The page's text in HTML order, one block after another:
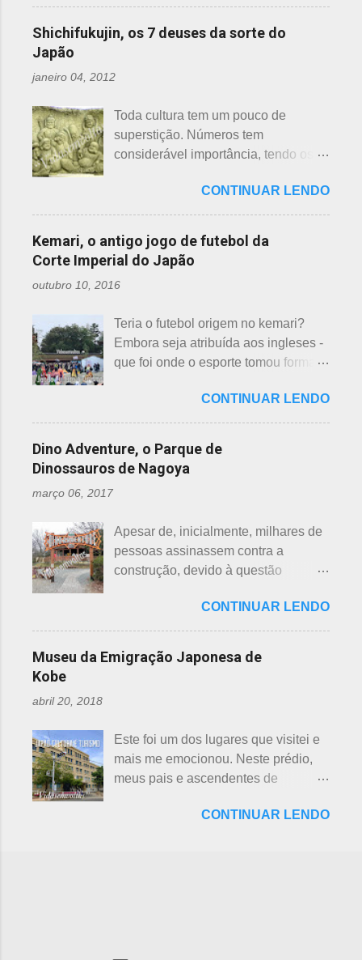
uma opinião, não consultei ninguém
para atender aos nossos insti...
país que recicla há muitos anos e
leva muito a sério. Em cidades como
panos de limpeza ou enviadas aos
países pobres. Campanhas ou
grupos de ajuda solicitando roupas
usadas aparecem vez ou outra em
redes sociais. Algumas instituições
repassar aos necessitados. A pref...
feito uma exclusiva sobre o assunto,
até porque existem toneladas de
informações pela net. No entanto, a
puxei um antigo rascunho do fundo
idades perigosas, antiga crença com
origem no período Heian. Uma
superstição baseada em trocadilhos,
números com significados ruins. Nos
tempos antigos, outras idades eram
incluídas como desfavoráveis. Yaku,
se traduz como infortúnio ou má sorte
ano. Se procurarmos pela tradução
da palavra Yakudoshi no Google,
aparece a palavra climatério. Embora
não haja muita informação, encontrei
este significado para o climatério
Shichifukujin, os 7 deuses da sorte do
Japão
janeiro 04, 2012
Toda cultura tem um pouco de
superstição. Números tem
considerável importância, tendo os
números 4 (pronunciado " shi ") e 9
(pronunciado " ku ") são
considerados de azar, por causa da
pronúncia. "Shi" significa, também,
morte e "ku" , agonia ou tortura. 7 é
um número auspicioso em quase
sendo exceção no Japão. Este
número é incluído em vários termos,
por exemplo: 7 maravilhas do mundo,
mares, 7 dias da semana, 7 cores, 7
anões, etc... Budistas acreditam em 7
reencarnações. Japoneses
comemoram o sétimo dia após o
semana após a morte e, novamente,
depois de 7 semanas. Não descobri
a razão, mas não é de estranhar
porque há 7 deuses da sorte.
Shichifukujin (七 福神) significa "Sete
xintoísmo. Shichi ...
CONTINUAR LENDO
Kemari, o antigo jogo de futebol da
Corte Imperial do Japão
outubro 10, 2016
Teria o futebol origem no kemari?
Embora seja atribuída aos ingleses -
que foi onde o esporte tomou forma -
origem do futebol. Muitos povos dos
antigos Egito, Grécia e Roma já
tiveram jogos semelhantes há
milhares de anos, além dos sempre
citados chineses e japoneses. Longe
atualmente, o futebol caiu no gosto
deles e é o primeiro no ranking. O
beisebol caiu para o segundo lugar. A
japoneses foi crescendo
gradativamente. Algumas pesquisas
de poucos anos atrás, mostravam o
pelo futebol ultrapassou o beisebol.
Existem campos de futebol
espalhados por todo o arquipélago.
Nos trens, encontramos muitos
garotos japoneses praticantes do
CONTINUAR LENDO
Dino Adventure, o Parque de
Dinossauros de Nagoya
março 06, 2017
Apesar de, inicialmente, milhares de
pessoas assinassem contra a
construção, devido à questão
dinossauros, Dino Adventure
Nagoya, foi inaugurado em julho do
ano passado (2016), junto ao Odaka
Ryokuchi, localizado em Sakyoyama,
danos ou prejuízo. Dino Adventure é
um parque temático que contém 18
réplicas de dinossauros, com sons e
a curiosidade. O som é obtido a partir
CONTINUAR LENDO
Museu da Emigração Japonesa de
Kobe
abril 20, 2018
Este foi um dos lugares que visitei e
mais me emocionou. Neste prédio,
meus pais e ascendentes de
estiveram pela última vez no Japão,
CONTINUAR LENDO